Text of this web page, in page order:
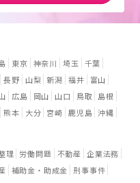
東京 神奈川 埼玉
千葉
長野 山梨 新潟 福井
富山
広島 岡山 山口 鳥取
島根
熊本 大分 宮崎 鹿児島 沖縄
理 労働問題 不動産 企業法務
補助金・助成金 刑事事件